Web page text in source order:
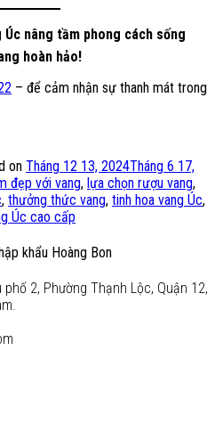
nâng tầm phong cách sống
hoàn hảo!
– để cảm nhận sự thanh mát trong
on Tháng 12 13, 2024Tháng 6 17,
đẹp với vang, lựa chọn rượu vang,
, thưởng thức vang, tinh hoa vang Úc,
Úc cao cấp
khẩu Hoàng Bon
2, Phường Thạnh Lộc, Quận 12,